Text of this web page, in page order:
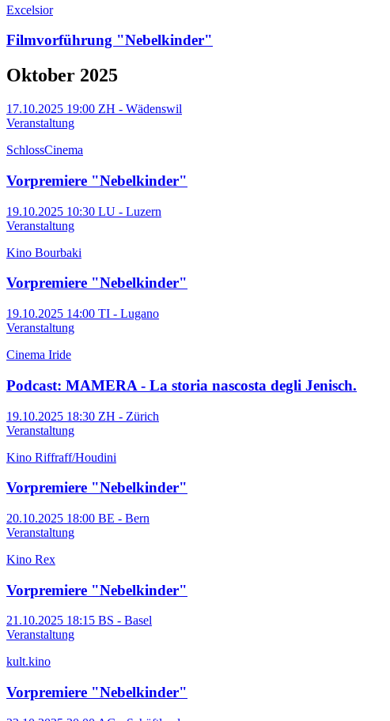
Excelsior
Filmvorführung "Nebelkinder"
Oktober 2025
17.10.2025 19:00 ZH - Wädenswil
Veranstaltung
SchlossCinema
Vorpremiere "Nebelkinder"
19.10.2025 10:30 LU - Luzern
Veranstaltung
Kino Bourbaki
Vorpremiere "Nebelkinder"
19.10.2025 14:00 TI - Lugano
Veranstaltung
Cinema Iride
Podcast: MAMERA - La storia nascosta degli Jenisch.
19.10.2025 18:30 ZH - Zürich
Veranstaltung
Kino Riffraff/Houdini
Vorpremiere "Nebelkinder"
20.10.2025 18:00 BE - Bern
Veranstaltung
Kino Rex
Vorpremiere "Nebelkinder"
21.10.2025 18:15 BS - Basel
Veranstaltung
kult.kino
Vorpremiere "Nebelkinder"